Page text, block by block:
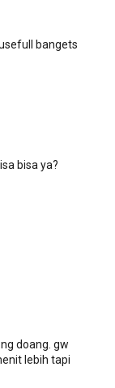
bangets
bisa ya?
doang. gw
lebih tapi